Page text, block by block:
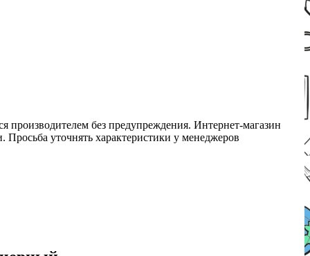
производителем без предупреждения. Интернет-магазин
Просьба уточнять характеристики у менеджеров